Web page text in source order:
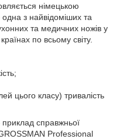
німецькою
з найвідоміших та
та медичних ножів у
по всьому світу.
цього класу) тривалість
приклад справжньої
GROSSMAN Professional